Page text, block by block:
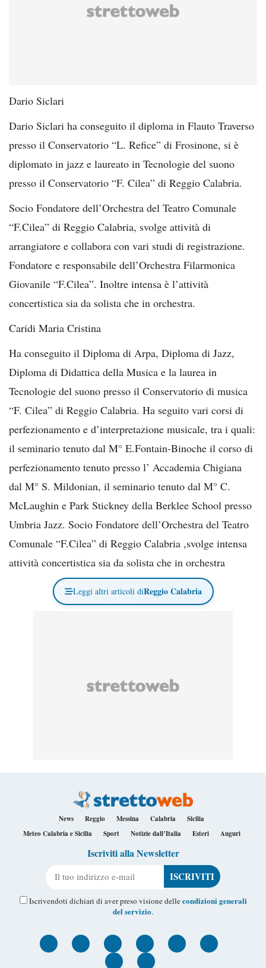
Dario Siclari
Dario Siclari ha conseguito il diploma in Flauto Traverso
presso il Conservatorio “L. Refice” di Frosinone, si è
diplomato in jazz e laureato in Tecnologie del suono
presso il Conservatorio “F. Cilea” di Reggio Calabria.
Socio Fondatore dell’Orchestra del Teatro Comunale
“F.Cilea” di Reggio Calabria, svolge attività di
arrangiatore e collabora con vari studi di registrazione.
Fondatore e responsabile dell’Orchestra Filarmonica
Giovanile “F.Cilea”. Inoltre intensa è l’attività
concertistica sia da solista che in orchestra.
Caridi Maria Cristina
Ha conseguito il Diploma di Arpa, Diploma di Jazz,
Diploma di Didattica della Musica e la laurea in
Tecnologie del suono presso il Conservatorio di musica
“F. Cilea” di Reggio Calabria. Ha seguito vari corsi di
perfezionamento e d’interpretazione musicale, tra i quali:
il seminario tenuto dal M° E.Fontain-Binoche il corso di
perfezionamento tenuto presso l’ Accademia Chigiana
dal M° S. Mildonian, il seminario tenuto dal M° C.
McLaughin e Park Stickney della Berklee School presso
Umbria Jazz. Socio Fondatore dell’Orchestra del Teatro
Comunale “F.Cilea” di Reggio Calabria ,svolge intensa
attività concertistica sia da solista che in orchestra
Leggi altri articoli diReggio Calabria
News Reggio Messina Calabria
Sicilia
Meteo Calabria e Sicilia
Sport Notizie dall’Italia Esteri Auguri
Iscriviti alla Newsletter
Iscrivendoti dichiari di aver preso visione dellecondizioni generali
del servizio.